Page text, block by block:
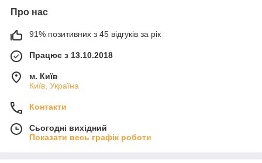
Про нас
91% позитивних з 45 відгуків за рік
Працює з 13.10.2018
м. Київ
Київ, Україна
Контакти
Сьогодні вихідний
Показати весь графік роботи